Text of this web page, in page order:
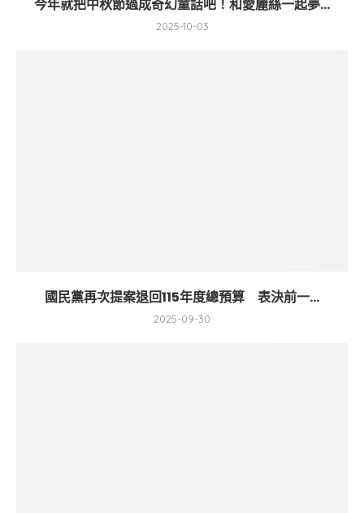
今年就把中秋節過成奇幻童話吧！和愛麗絲一起夢...
2025-10-03
國民黨再次提案退回115年度總預算 表決前一...
2025-09-30